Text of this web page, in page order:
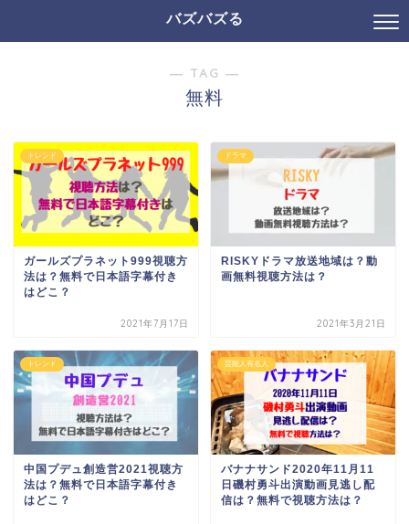
バズバズる
― TAG ―
無料
トレンド
ガールズプラネット999視聴方
法は？無料で日本語字幕付き
はどこ？
2021年7月17日
ドラマ
RISKYドラマ放送地域は？動
画無料視聴方法は？
2021年3月21日
トレンド
中国プデュ創造営2021視聴方
法は？無料で日本語字幕付き
はどこ？
芸能人有名人
バナナサンド2020年11月11
日磯村勇斗出演動画見逃し配
信は？無料で視聴方法は？